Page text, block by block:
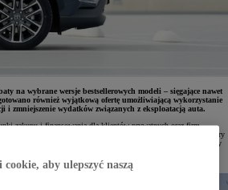
na wybrane wersje bestsellerowych modeli – sięgające nawet
również wyjątkową ofertę umożliwiającą wykorzystanie
i zmniejszenie wydatków związanych z eksploatacją auta.
zakupu i finansowania dla klientów prywatnych oraz firm.
miejskie, najpopularniejszą w Polsce Corollę, a także crossovery
leasing z niską sumą opłat (103,9%), a przedsiębiorcy, którzy
o hybrydy, mogą skorzystać z nadal obowiązujących
eksploatacji.aby ulepszyć naszą